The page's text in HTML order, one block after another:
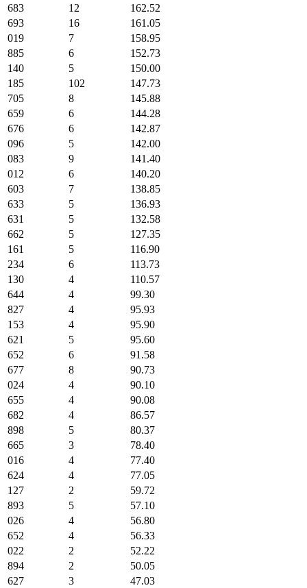
683
12
162.52
693
16
161.05
019
7
158.95
885
6
152.73
140
5
150.00
185
102
147.73
705
8
145.88
659
6
144.28
676
6
142.87
096
5
142.00
083
9
141.40
012
6
140.20
603
7
138.85
633
5
136.93
631
5
132.58
662
5
127.35
161
5
116.90
234
6
113.73
130
4
110.57
644
4
99.30
827
4
95.93
153
4
95.90
621
5
95.60
652
6
91.58
677
8
90.73
024
4
90.10
655
4
90.08
682
4
86.57
898
5
80.37
665
3
78.40
016
4
77.40
624
4
77.05
127
2
59.72
893
5
57.10
026
4
56.80
652
4
56.33
022
2
52.22
894
2
50.05
627
3
47.03